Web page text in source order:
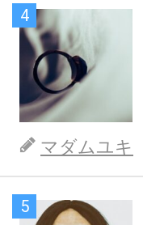
4
マダムユキ
5